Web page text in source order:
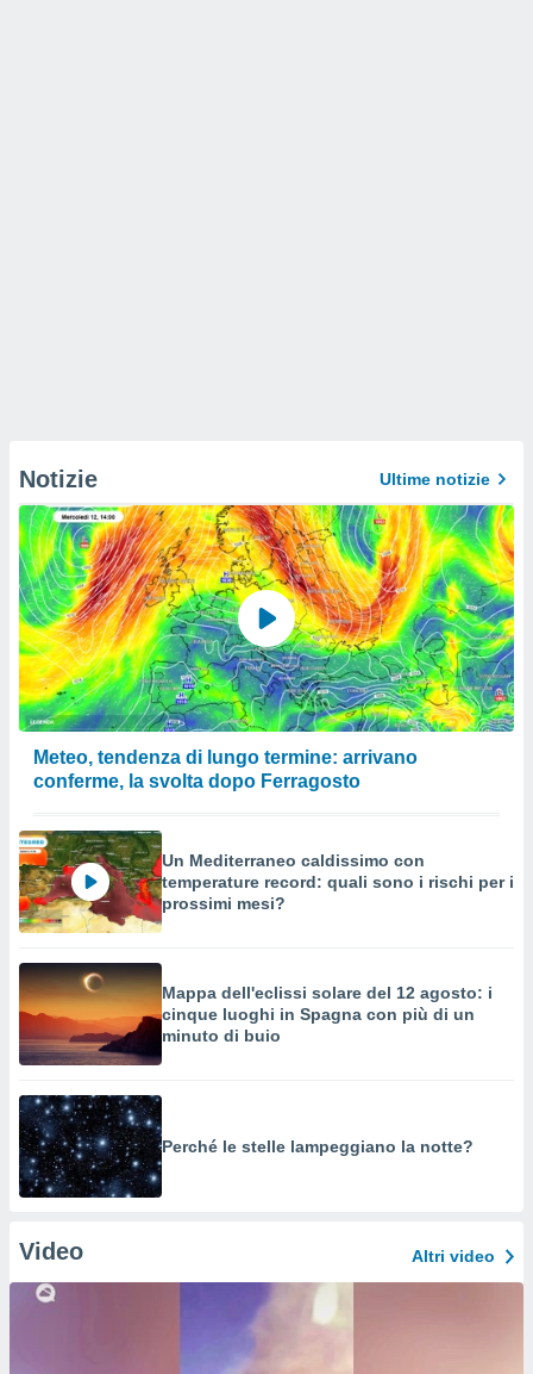
Notizie Ultime notizie
Meteo, tendenza di lungo termine: arrivano
conferme, la svolta dopo Ferragosto
Un Mediterraneo caldissimo con
temperature record: quali sono i rischi per i
prossimi mesi?
Mappa dell'eclissi solare del 12 agosto: i
cinque luoghi in Spagna con più di un
minuto di buio
Perché le stelle lampeggiano la notte?
Video Altri video